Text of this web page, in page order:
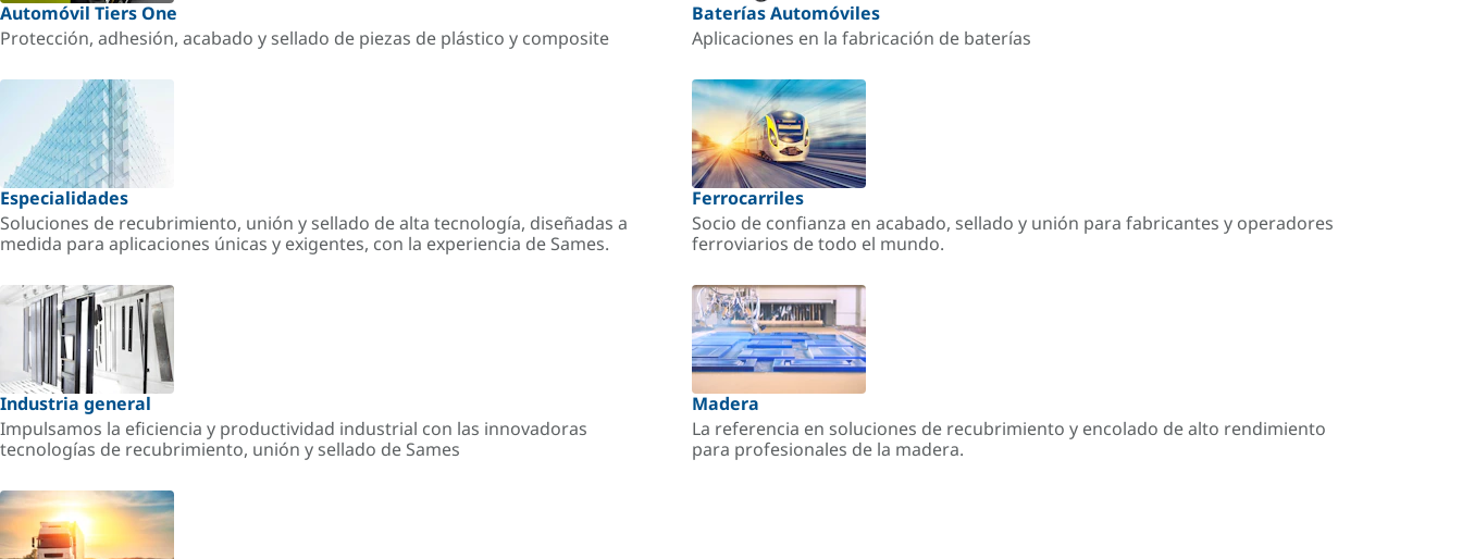
Automóvil Tiers One
Protección, adhesión, acabado y sellado de piezas de plástico y composite
Baterías Automóviles
Aplicaciones en la fabricación de baterías
Especialidades
Soluciones de recubrimiento, unión y sellado de alta tecnología, diseñadas a
medida para aplicaciones únicas y exigentes, con la experiencia de Sames.
Ferrocarriles
Socio de confianza en acabado, sellado y unión para fabricantes y operadores
ferroviarios de todo el mundo.
Industria general
Impulsamos la eficiencia y productividad industrial con las innovadoras
tecnologías de recubrimiento, unión y sellado de Sames
Madera
La referencia en soluciones de recubrimiento y encolado de alto rendimiento
para profesionales de la madera.